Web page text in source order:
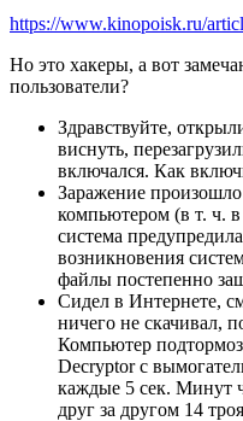
https://www.kinopoisk.ru/
Но это хакеры, а вот
пользователи?
Здравствуйте,
виснуть,
включался. Как
Заражение произошло
компьютером (в т. ч.
система предупредила
возникновения
файлы постепенно
Сидел в Интернете,
ничего не скачивал,
Компьютер
Decryptor с
каждые 5 сек. Минут
друг за другом 14